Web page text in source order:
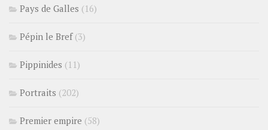
Pays de Galles (16)
Pépin le Bref(3)
Pippinides (11)
Portraits (202)
Premier empire (58)